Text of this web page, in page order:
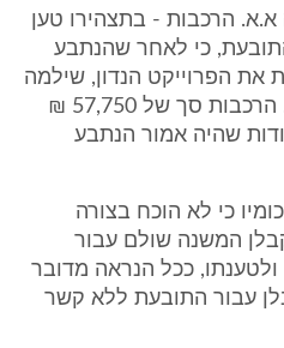
הרכבות - בתצהירו טען
כי לאחר שהנתבע
את הפרוייקט הנדון, שילמה
התובעת לקבלן משנה א.א. הרכבות סך של 57,750 ₪
שהיה אמור הנתבע
כי לא הוכח בצורה
המשנה שולם עבור
ולטענתו, ככל הנראה מדובר
עבור התובעת ללא קשר